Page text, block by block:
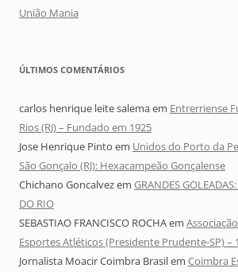
União Mania
ÚLTIMOS COMENTÁRIOS
carlos henrique leite salemaem Entrerriense
Rios (RJ) – Fundado em 1925
Jose Henrique Pinto em Unidos do Porto da
São Gonçalo (RJ): Hexacampeão Gonçalense
Chichano Goncalvezem GRANDES
DO RIO
SEBASTIAO FRANCISCO ROCHAem
Esportes Atléticos (Presidente Prudente-SP) –
Jornalista Moacir Coimbra Brasilem Coimbra